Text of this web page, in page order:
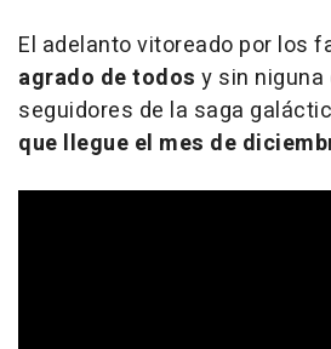
El adelanto vitoreado por los
agrado de todos y sin
seguidores de la saga
que llegue el mes de